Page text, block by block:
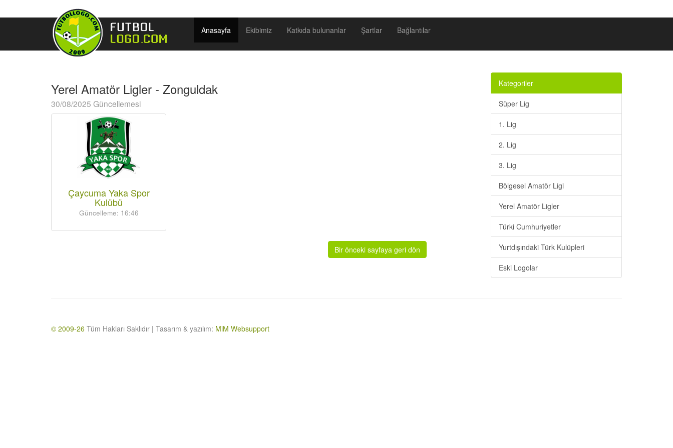
Anasayfa Ekibimiz Katkıda bulunanlar Şartlar Bağlantılar
Yerel Amatör Ligler - Zonguldak
30/08/2025 Güncellemesi
Çaycuma Yaka Spor
Kulübü
Güncelleme: 16:46
Bir önceki sayfaya geri dön
Kategoriler
Süper Lig
1. Lig
2. Lig
3. Lig
Bölgesel Amatör Ligi
Yerel Amatör Ligler
Türki Cumhuriyetler
Yurtdışındaki Türk Kulüpleri
Eski Logolar
© 2009-26 Tüm Hakları Saklıdır | Tasarım & yazılım: MiM Websupport